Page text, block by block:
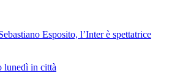
Esposito, l’Inter è spettatrice
lunedì in città